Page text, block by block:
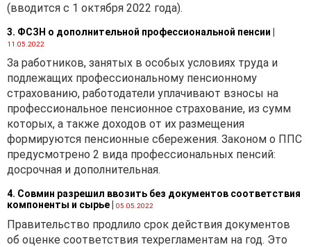
(вводится с 1 октября 2022 года).
3. ФСЗН о дополнительной профессиональной пенсии
11.05.2022
За работников, занятых в особых условиях труда и
подлежащих профессиональному пенсионному
страхованию, работодатели уплачивают взносы на
профессиональное пенсионное страхование, из сумм
которых, а также доходов от их размещения
формируются пенсионные сбережения. Законом о ППС
предусмотрено 2 вида профессиональных пенсий:
досрочная и дополнительная.
4. Совмин разрешил ввозить без документов соответствия
компоненты и сырье
05.05.2022
Правительство продлило срок действия документов
об оценке соответствия техрегламентам на год. Это